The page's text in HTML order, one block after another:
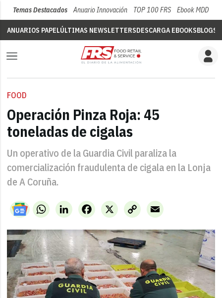
Temas Destacados Anuario Innovación TOP 100 FRS Ebook MDD
ANUARIOS PAPELÚLTIMAS NEWSLETTERSDESCARGA EBOOKSBLOGS
FOOD
Operación Pinza Roja: 45
toneladas de cigalas
Un operativo de la Guardia Civil paraliza la
comercialización fraudulenta de cigala en la Lonja
de A Coruña.
WhatsAppLinkedIn X
Facebook
Copy
Link
Email